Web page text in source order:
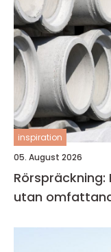
inspiration
05. August 2026
utan